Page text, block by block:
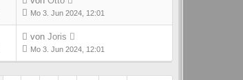
Mo 3. Jun 2024, 12:01
von Joris
Mo 3. Jun 2024, 12:01